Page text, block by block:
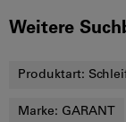
Weitere
Produktart:
Marke: GARANT